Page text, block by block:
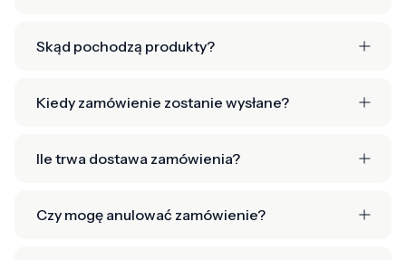
Skąd pochodzą produkty?
Kiedy zamówienie zostanie wysłane?
Ile trwa dostawa zamówienia?
Czy mogę anulować zamówienie?